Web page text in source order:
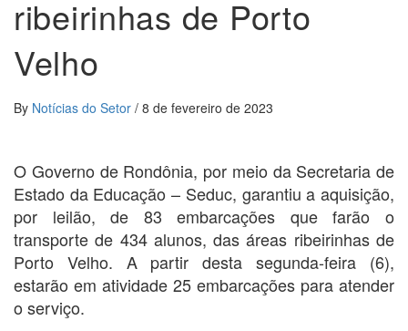
ribeirinhas de Porto
Velho
By Notícias do Setor / 8 de fevereiro de 2023
O Governo de Rondônia, por meio da Secretaria de
Estado da Educação – Seduc, garantiu a aquisição,
por leilão, de 83 embarcações que farão o
transporte de 434 alunos, das áreas ribeirinhas de
Porto Velho. A partir desta segunda-feira (6),
estarão em atividade 25 embarcações para atender
o serviço.